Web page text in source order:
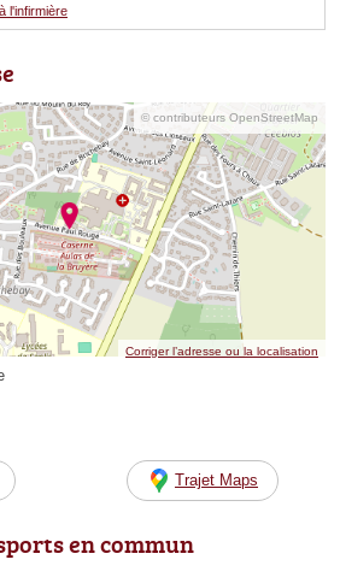
l'infirmière
© contributeurs OpenStreetMap
Corriger l’adresse ou la localisation
Trajet Maps
en commun